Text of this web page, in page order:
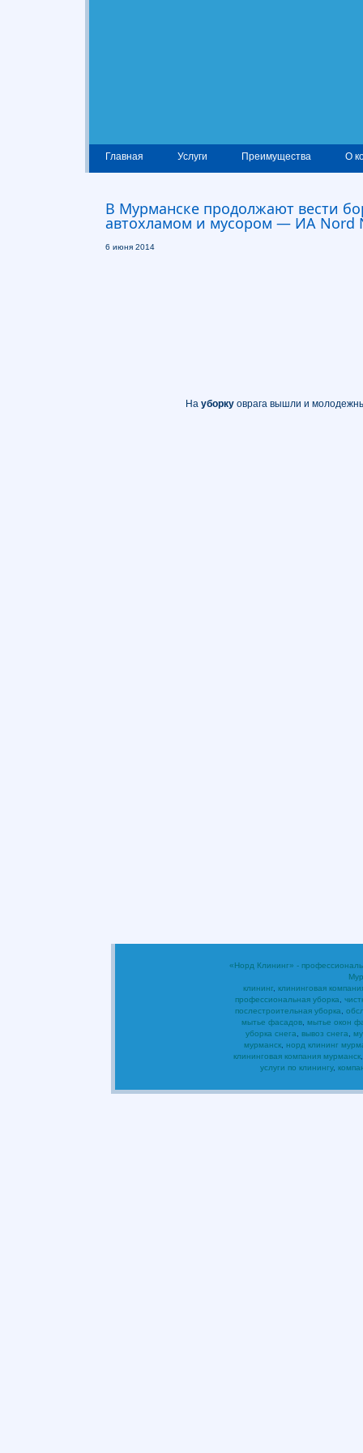
Главная Услуги Преимущества О
В Мурманске продолжают вести
автохламом и мусором — ИА Nord
6 июня 2014
На уборкуоврага вышли и
«Норд Клининг» -
клининг клининговая
профессиональная уборка
послестроительная уборка
мытье фасадов мытье окон
уборка снега
вывоз снега
мурманск, норд клининг
клининговая компания мурманск
услуги по клинингу,